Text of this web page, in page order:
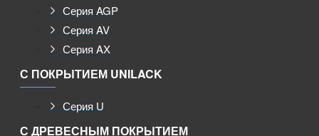
Серия AGP
Серия AV
Серия AX
С ПОКРЫТИЕМ UNILACK
Серия U
С ДРЕВЕСНЫМ ПОКРЫТИЕМ